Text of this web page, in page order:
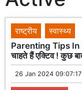
राष्ट्रीय
स्वास्थ्य
Parenting Tips In
चाहते हैं एक्टिव ! कुछ
26 Jan 2024 09:07:17